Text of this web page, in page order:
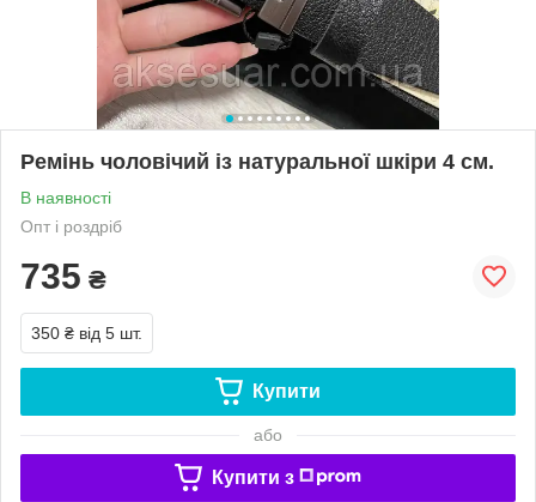
Ремінь чоловічий із натуральної шкіри 4 см.
В наявності
Опт і роздріб
735 ₴
350 ₴ від 5 шт.
Купити
або
Купити з